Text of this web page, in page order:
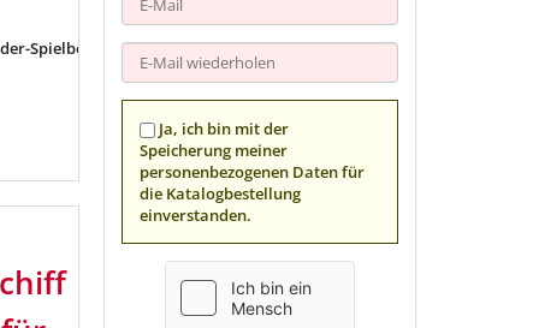
Spielbereich liegtneben dem
Speicherung meiner
personenbezogenen Daten für
die Katalogbestellung
einverstanden.